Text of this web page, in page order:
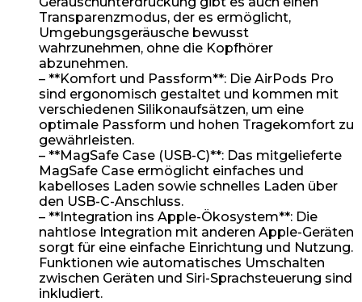
Transparenzmodus, der es ermöglicht,
Umgebungsgeräusche bewusst
wahrzunehmen, ohne die Kopfhörer
abzunehmen.
– **Komfort und Passform**: Die AirPods Pro
sind ergonomisch gestaltet und kommen mit
verschiedenen Silikonaufsätzen, um eine
optimale Passform und hohen Tragekomfort zu
gewährleisten.
– **MagSafe Case (USB-C)**: Das mitgelieferte
MagSafe Case ermöglicht einfaches und
kabelloses Laden sowie schnelles Laden über
den USB-C-Anschluss.
– **Integration ins Apple-Ökosystem**: Die
nahtlose Integration mit anderen Apple-Geräten
sorgt für eine einfache Einrichtung und Nutzung.
Funktionen wie automatisches Umschalten
zwischen Geräten und Siri-Sprachsteuerung sind
inkludiert.